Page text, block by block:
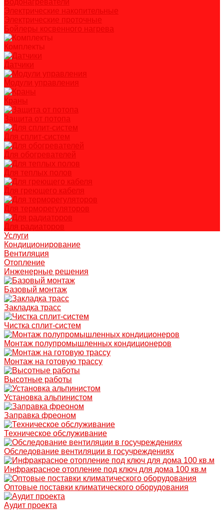
Водонагреватели
Электрические накопительные
Электрические проточные
Бойлеры косвенного нагрева
Комплекты
Датчики
Модули управления
Краны
Защита от потопа
Для сплит-систем
Для обогревателей
Для теплых полов
Для греющего кабеля
Для терморегуляторов
Для радиаторов
Услуги
Кондиционирование
Вентиляция
Отопление
Инженерные решения
Базовый монтаж
Закладка трасс
Чистка сплит-систем
Монтаж полупромышленных кондиционеров
Монтаж на готовую трассу
Высотные работы
Установка альпинистом
Заправка фреоном
Техническое обслуживание
Обследование вентиляции в госучреждениях
Инфракрасное отопление под ключ для дома 100 кв.м
Оптовые поставки климатического оборудования
Аудит проекта